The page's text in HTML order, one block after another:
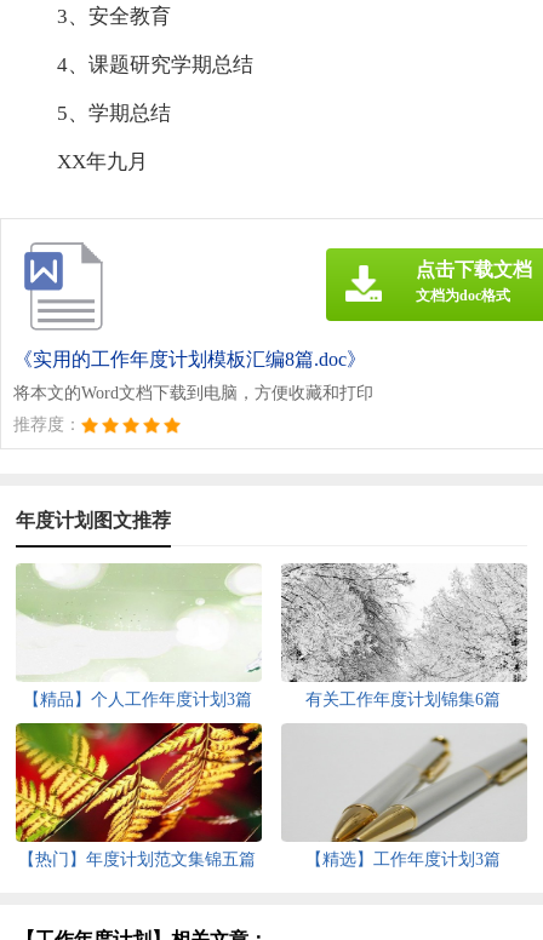
3、安全教育
4、课题研究学期总结
5、学期总结
XX年九月
《实用的工作年度计划模板汇编8篇.doc》
将本文的Word文档下载到电脑，方便收藏和打印
推荐度：
点击下载文档
文档为doc格式
年度计划图文推荐
【精品】个人工作年度计划3篇 有关工作年度计划锦集6篇
【热门】年度计划范文集锦五篇 【精选】工作年度计划3篇